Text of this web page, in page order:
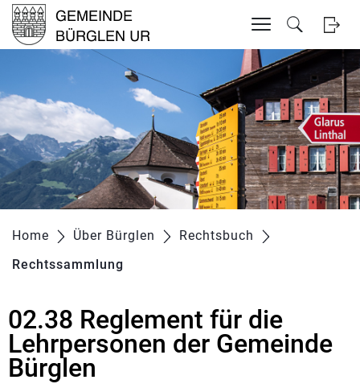
zur Startseite
Direkt zur Hauptnavigation
Direkt zum Inhalt
Direkt zur Suche
Direkt zum Stichwortverzeichnis
Kopfzeile
Inhalt
Home Über Bürglen
Rechtsbuch
Rechtssammlung
02.38 Reglement für die
Lehrpersonen der Gemeinde
Bürglen
Zugehörige Objekte